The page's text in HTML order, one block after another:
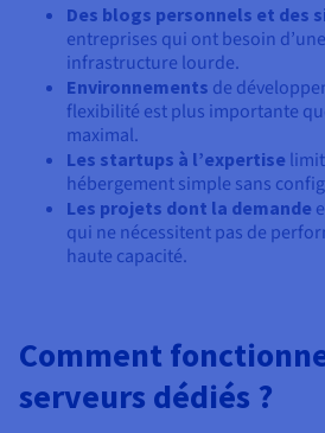
Des blogs personnels et des
entreprises qui ont besoin
infrastructure lourde.
Environnements de
flexibilité est plus importante
maximal.
Les startups à l’expertise
hébergement simple sans
Les projets dont la demande
qui ne nécessitent pas de
haute capacité.
Comment
serveurs dédiés ?